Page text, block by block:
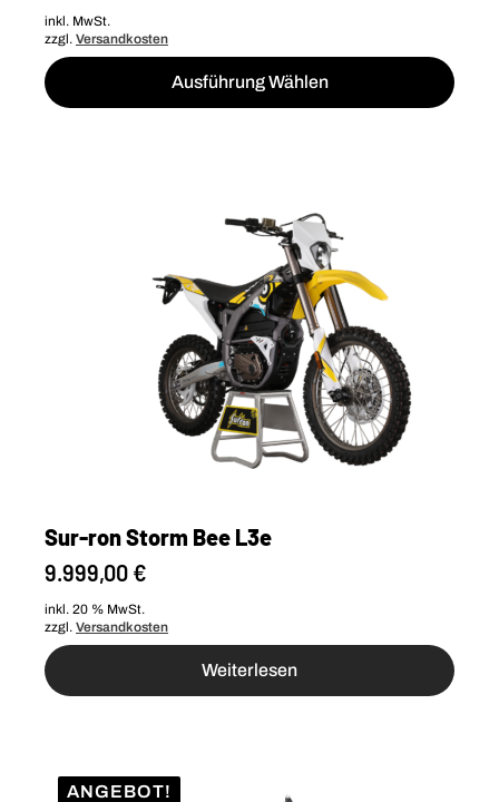
inkl. MwSt.
zzgl. Versandkosten
Ausführung Wählen
Dieses
Produkt
Sur-ron Storm Bee L3e
9.999,00 €
inkl. 20 % MwSt.
zzgl. Versandkosten
Weiterlesen
ANGEBOT!